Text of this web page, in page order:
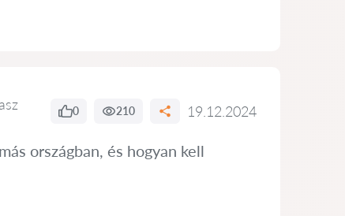
0 210 19.12.2024
országban, és hogyan kell